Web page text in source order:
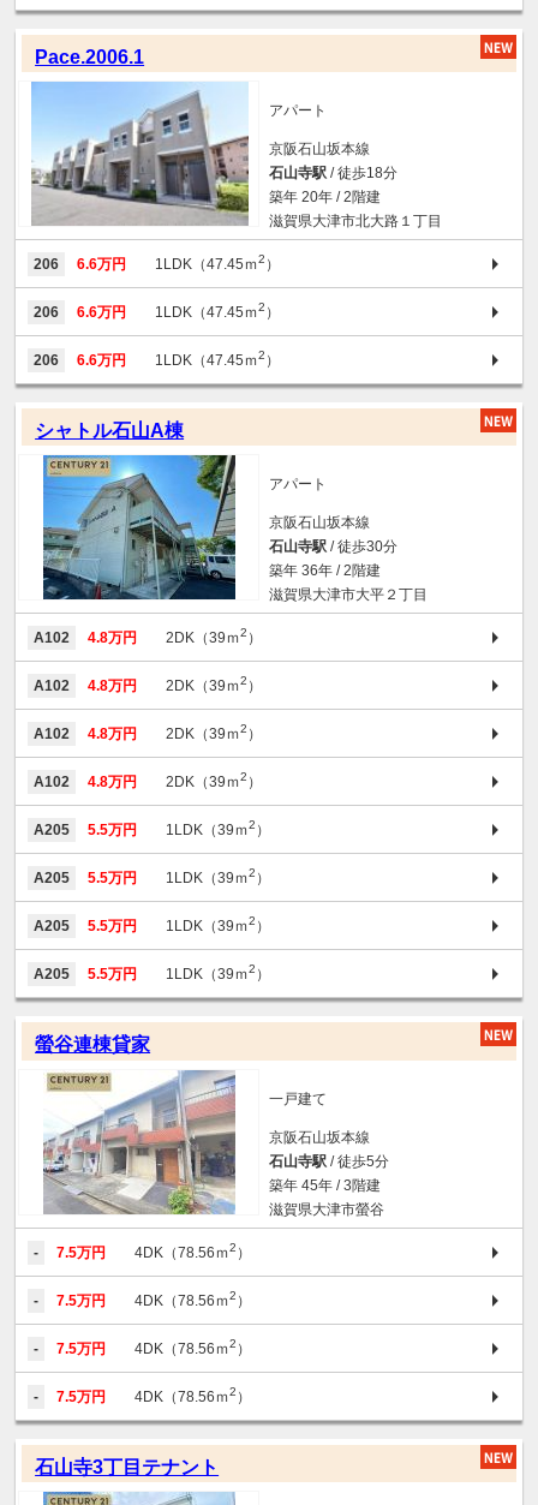
Pace.2006.1
アパート
京阪石山坂本線
石山寺駅 / 徒歩18分
築年 20年 / 2階建
滋賀県大津市北大路１丁目
206 6.6万円 1LDK（47.45ｍ2 ）
206 6.6万円 1LDK（47.45ｍ2 ）
206 6.6万円 1LDK（47.45ｍ2 ）
シャトル石山A棟
アパート
京阪石山坂本線
石山寺駅 / 徒歩30分
築年 36年 / 2階建
滋賀県大津市大平２丁目
A102 4.8万円 2DK（39ｍ2 ）
A102 4.8万円 2DK（39ｍ2 ）
A102 4.8万円 2DK（39ｍ2 ）
A102 4.8万円 2DK（39ｍ2 ）
A205 5.5万円 1LDK（39ｍ2 ）
A205 5.5万円 1LDK（39ｍ2 ）
A205 5.5万円 1LDK（39ｍ2 ）
A205 5.5万円 1LDK（39ｍ2 ）
螢谷連棟貸家
一戸建て
京阪石山坂本線
石山寺駅 / 徒歩5分
築年 45年 / 3階建
滋賀県大津市螢谷
- 7.5万円 4DK（78.56ｍ2 ）
- 7.5万円 4DK（78.56ｍ2 ）
- 7.5万円 4DK（78.56ｍ2 ）
- 7.5万円 4DK（78.56ｍ2 ）
石山寺3丁目テナント